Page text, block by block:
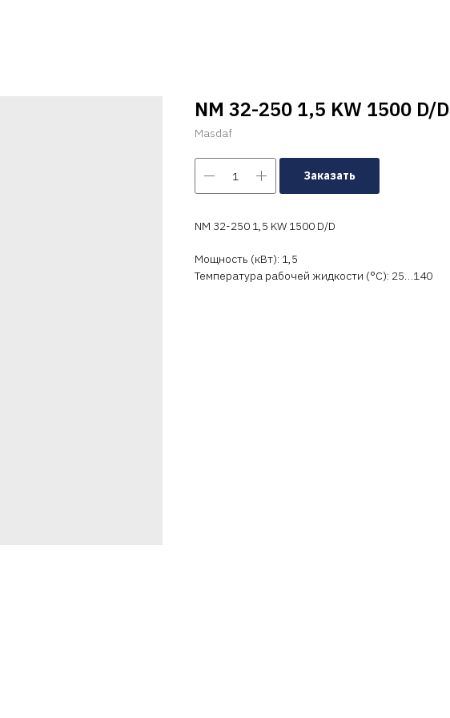
NM 32-250 1,5 KW 1500 D/D
Masdaf
Заказать
NM 32-250 1,5 KW 1500 D/D
Мощность (кВт): 1,5
Температура рабочей жидкости (°C): 25…140